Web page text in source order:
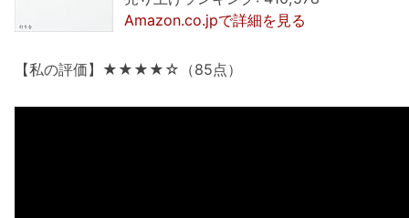
Amazon.co.jpで詳細を見る
【私の評価】★★★★☆（85点）